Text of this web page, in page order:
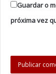
Guardar o
próxima vez